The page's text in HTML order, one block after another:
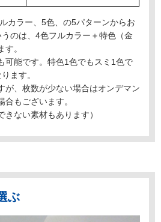
カラー、5色、の5パターンからお
のは、4色フルカラー＋特色（金
。
可能です。特色1色でもスミ1色で
ます。
が、枚数が少ない場合はオンデマン
合もございます。
きない素材もあります）
ぶ